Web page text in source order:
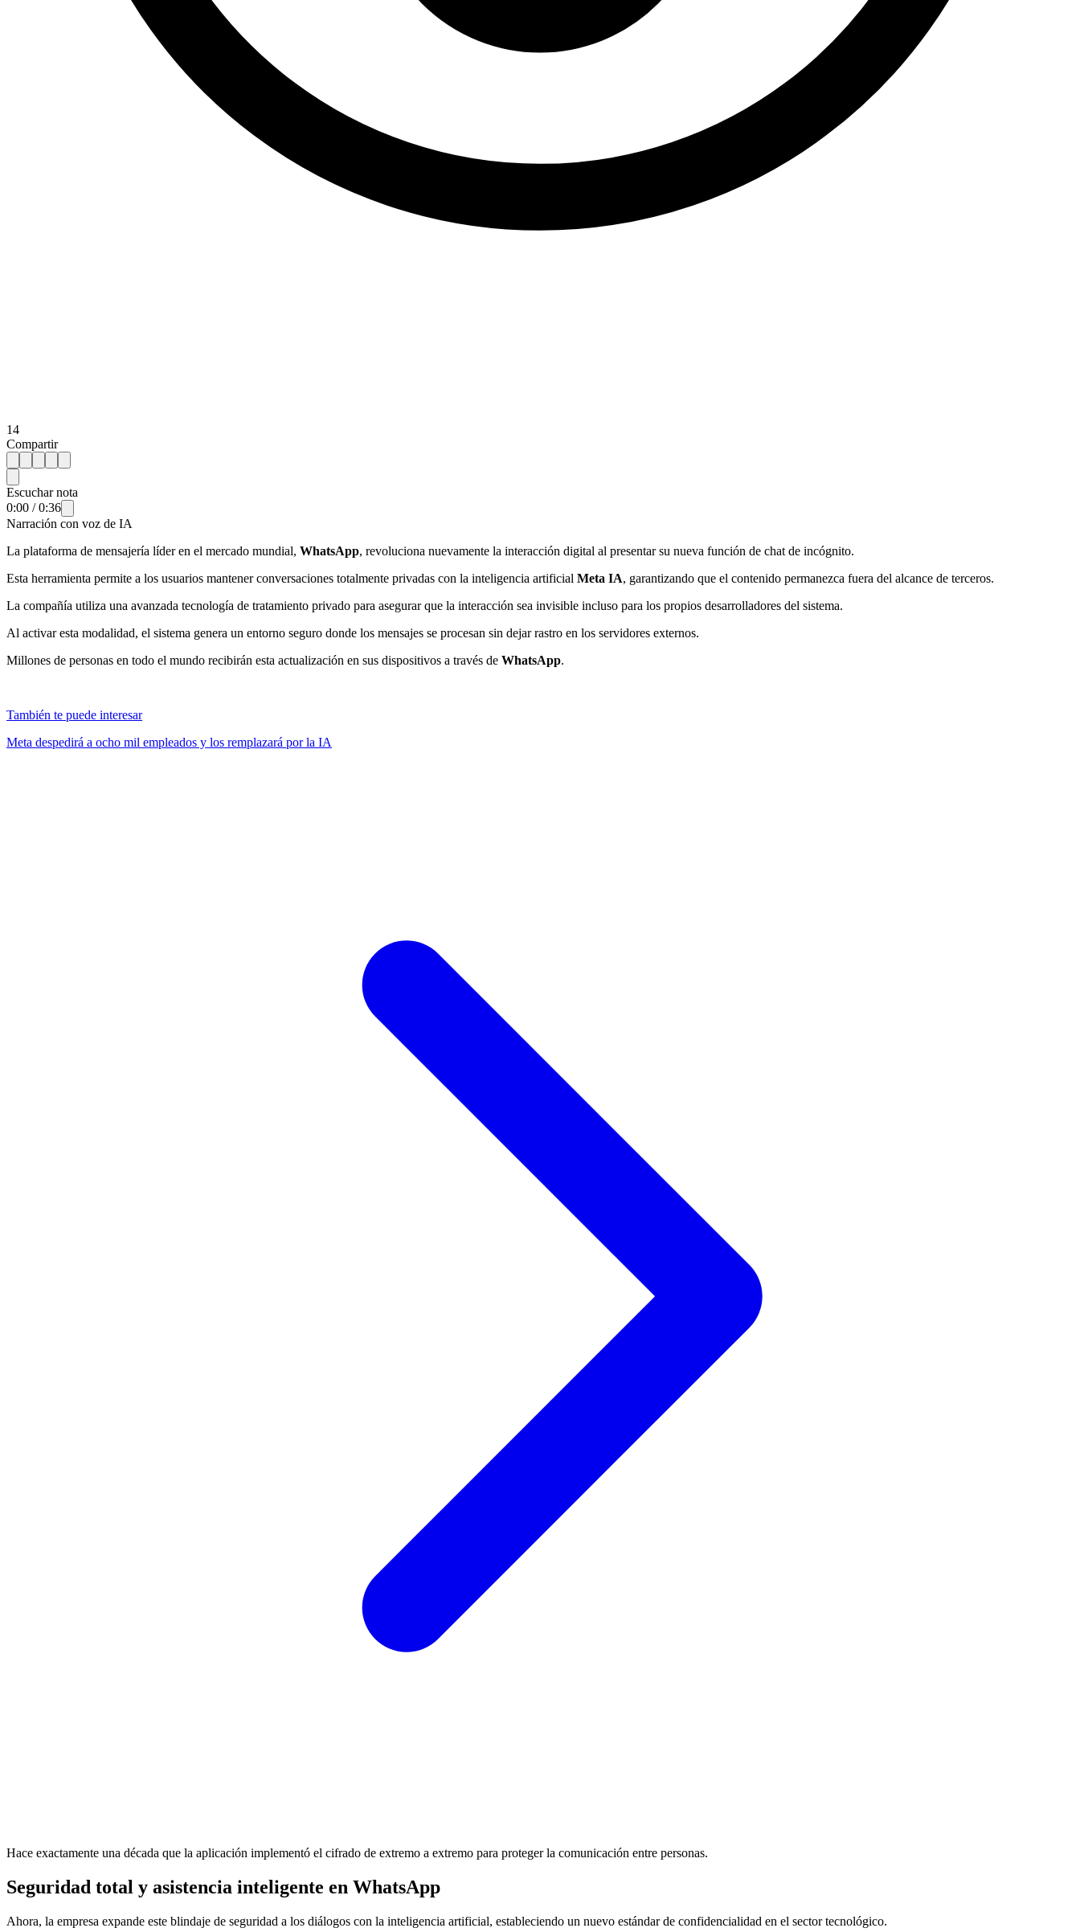
14
Compartir
Escuchar nota
0:00 /0:36
Narración con voz de IA
La plataforma de mensajería líder en el mercado mundial, WhatsApp, revoluciona nuevamente la interacción digital al presentar su nueva función de chat de incógnito.
Esta herramienta permite a los usuarios mantener conversaciones totalmente privadas con la inteligencia artificial Meta IA, garantizando que el contenido permanezca fuera del alcance de terceros.
La compañía utiliza una avanzada tecnología de tratamiento privado para asegurar que la interacción sea invisible incluso para los propios desarrolladores del sistema.
Al activar esta modalidad, el sistema genera un entorno seguro donde los mensajes se procesan sin dejar rastro en los servidores externos.
Millones de personas en todo el mundo recibirán esta actualización en sus dispositivos a través de WhatsApp.
También te puede interesar
Meta despedirá a ocho mil empleados y los remplazará por la IA
Hace exactamente una década que la aplicación implementó el cifrado de extremo a extremo para proteger la comunicación entre personas.
Seguridad total y asistencia inteligente en WhatsApp
Ahora, la empresa expande este blindaje de seguridad a los diálogos con la inteligencia artificial, estableciendo un nuevo estándar de confidencialidad en el sector tecnológico.